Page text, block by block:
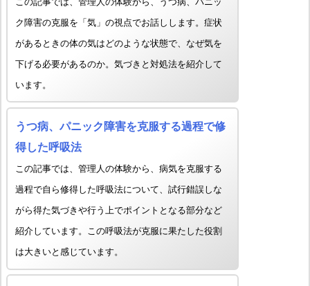
ク障害の克服を「気」の視点でお話しします。症状
があるときの体の気はどのような状態で、なぜ気を
下げる必要があるのか。気づきと対処法を紹介して
います。
うつ病、パニック障害を克服する過程で修
得した呼吸法
この記事では、管理人の体験から、病気を克服する
過程で自ら修得した呼吸法について、試行錯誤しな
がら得た気づきや行う上でポイントとなる部分など
紹介しています。この呼吸法が克服に果たした役割
は大きいと感じています。